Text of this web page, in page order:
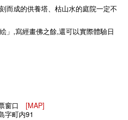
而成的供養塔、枯山水的庭院一定不
」,寫經畫佛之餘,還可以實際體驗日
窗口 [MAP]
島字町内91